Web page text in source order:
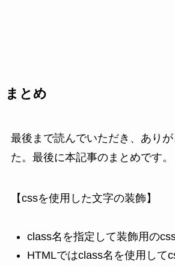
まとめ
最後まで読んでいただき、あり
た。最後に本記事のまとめです。
【cssを使用した文字の装飾】
class名を指定して装飾用の
HTMLではclass名を使用して